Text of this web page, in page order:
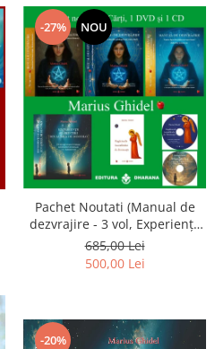
-27% NOU
Pachet Noutati (Manual de
dezvrajire - 3 vol, Experiențe
și amintiri, Rugăciunile
Luceafarului de dimineata) -
Marius Ghidel
685,00 Lei
500,00 Lei
-20%